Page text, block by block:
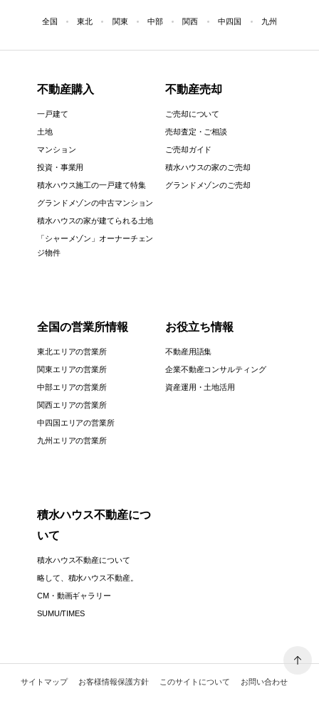
全国 東北 関東 中部 関西 中四国 九州
不動産購入
一戸建て
土地
マンション
投資・事業用
積水ハウス施工の一戸建て特集
グランドメゾンの中古マンション
積水ハウスの家が建てられる土地
「シャーメゾン」オーナーチェン
ジ物件
不動産売却
ご売却について
売却査定・ご相談
ご売却ガイド
積水ハウスの家のご売却
グランドメゾンのご売却
全国の営業所情報
東北エリアの営業所
関東エリアの営業所
中部エリアの営業所
関西エリアの営業所
中四国エリアの営業所
九州エリアの営業所
お役立ち情報
不動産用語集
企業不動産コンサルティング
資産運用・土地活用
積水ハウス不動産につ
いて
積水ハウス不動産について
略して、積水ハウス不動産。
CM・動画ギャラリー
SUMU/TIMES
サイトマップ お客様情報保護方針 このサイトについて お問い合わせ